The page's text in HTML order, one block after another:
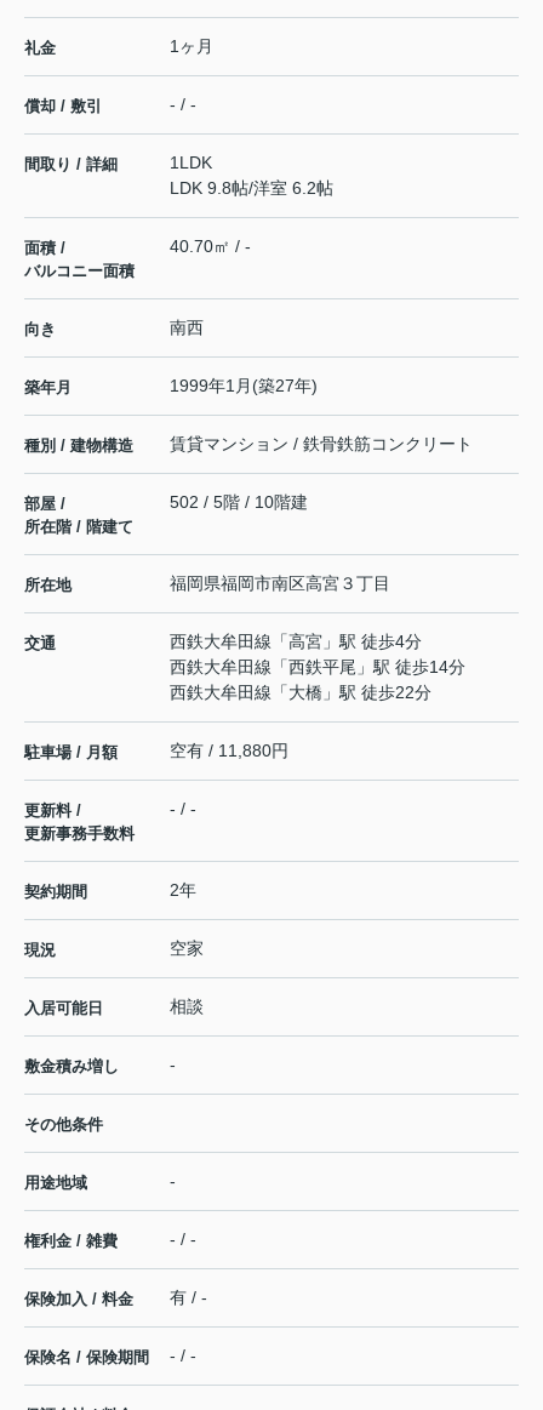
礼金 1ヶ月
償却 / 敷引 - / -
間取り / 詳細
1LDK
LDK 9.8帖/洋室 6.2帖
面積 /
バルコニー面積
40.70㎡ / -
向き 南西
築年月 1999年1月(築27年)
種別 / 建物構造 賃貸マンション / 鉄骨鉄筋コンクリート
部屋 /
所在階 / 階建て
502 / 5階 / 10階建
所在地 福岡県福岡市南区高宮３丁目
交通 西鉄大牟田線 「高宮 」駅 徒歩4分
西鉄大牟田線 「西鉄平尾 」駅 徒歩14分
西鉄大牟田線 「大橋 」駅 徒歩22分
駐車場 / 月額 空有 / 11,880円
更新料 /
更新事務手数料
- / -
契約期間 2年
現況 空家
入居可能日 相談
敷金積み増し -
その他条件
用途地域 -
権利金 / 雑費 - / -
保険加入 / 料金 有 / -
保険名 / 保険期間 - / -